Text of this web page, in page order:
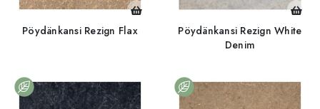
Pöydänkansi Rezign Flax
Pöydänkansi Rezign White
Denim